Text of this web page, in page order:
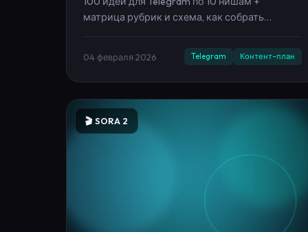
04 февраля 2026 Telegram Контент-план
🎬 SORA 2